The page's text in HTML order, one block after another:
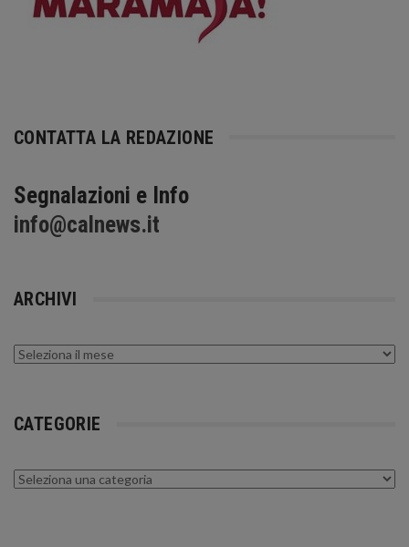
CONTATTA LA REDAZIONE
Segnalazioni e Info
info@calnews.it
ARCHIVI
Archivi
CATEGORIE
Categorie